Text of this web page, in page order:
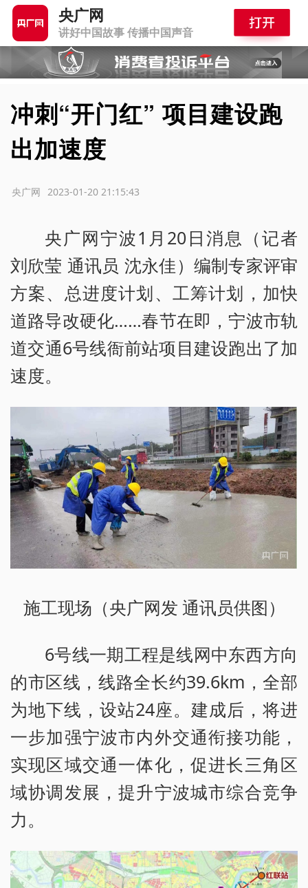
央广网
讲好中国故事 传播中国声音
冲刺“开门红” 项目建设跑
出加速度
2023-01-20 21:15:43
央广网
央广网宁波1月20日消息（记者
刘欣莹 通讯员 沈永佳）编制专家评审
方案、总进度计划、工筹计划，加快
道路导改硬化……春节在即，宁波市轨
道交通6号线衙前站项目建设跑出了加
速度。
施工现场（央广网发 通讯员供图）
6号线一期工程是线网中东西方向
的市区线，线路全长约39.6km，全部
为地下线，设站24座。建成后，将进
一步加强宁波市内外交通衔接功能，
实现区域交通一体化，促进长三角区
域协调发展，提升宁波城市综合竞争
力。